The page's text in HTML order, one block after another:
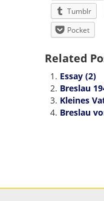
Tumblr
Pocket
Related
Essay (2)
Breslau
Kleines
Breslau